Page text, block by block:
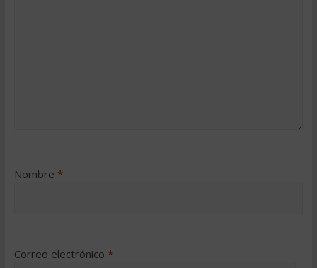
Nombre *
Correo electrónico *